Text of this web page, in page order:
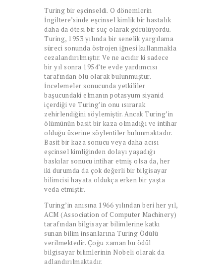
Turing bir eşcinseldi. O dönemlerin
İngiltere’sinde eşcinsel kimlik bir hastalık
daha da ötesi bir suç olarak görülüyordu.
Turing, 1953 yılında bir senelik yargılama
süreci sonunda östrojen iğnesi kullanmakla
cezalandırılmıştır. Ve ne acıdır ki sadece
bir yıl sonra 1954’te evde yardımcısı
tarafından ölü olarak bulunmuştur.
İncelemeler sonucunda yetkililer
başucundaki elmanın potasyum siyanid
içerdiği ve Turing’in onu ısırarak
zehirlendiğini söylemiştir. Ancak Turing’in
ölümünün basit bir kaza olmadığı ve intihar
olduğu üzerine söylentiler bulunmaktadır.
Basit bir kaza sonucu veya daha acısı
eşcinsel kimliğinden dolayı yaşadığı
baskılar sonucu intihar etmiş olsa da, her
iki durumda da çok değerli bir bilgisayar
bilimcisi hayata oldukça erken bir yaşta
veda etmiştir.
Turing’in anısına 1966 yılından beri her yıl,
ACM (Association of Computer Machinery)
tarafından bilgisayar bilimlerine katkı
sunan bilim insanlarına Turing Ödülü
verilmektedir. Çoğu zaman bu ödül
bilgisayar bilimlerinin Nobeli olarak da
adlandırılmaktadır.